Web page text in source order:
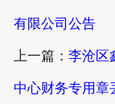
有限公司公告
上一篇： 李沧区
中心财务专用章